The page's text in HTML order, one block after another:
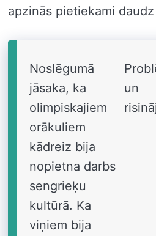
apzinās pietiekami
Noslēgumā
jāsaka, ka
olimpiskajiem
orākuliem
kādreiz bija
nopietna darbs
sengrieķu
kultūrā. Ka
viņiem bija
un